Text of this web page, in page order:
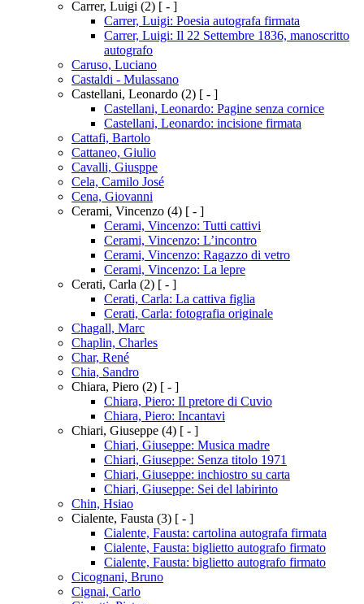
Carrer, Luigi (2) [ - ]
Carrer, Luigi: Poesia autografa firmata
Carrer, Luigi: Il 22 Settembre 1836, manoscritto
autografo
Caruso, Luciano
Castaldi - Mulassano
Castellani, Leonardo (2) [ - ]
Castellani, Leonardo: Pagine senza cornice
Castellani, Leonardo: incisione firmata
Cattafi, Bartolo
Cattaneo, Giulio
Cavalli, Giusppe
Cela, Camilo José
Cena, Giovanni
Cerami, Vincenzo (4) [ - ]
Cerami, Vincenzo: Tutti cattivi
Cerami, Vincenzo: L’incontro
Cerami, Vincenzo: Ragazzo di vetro
Cerami, Vincenzo: La lepre
Cerati, Carla (2) [ - ]
Cerati, Carla: La cattiva figlia
Cerati, Carla: fotografia originale
Chagall, Marc
Chaplin, Charles
Char, René
Chia, Sandro
Chiara, Piero (2) [ - ]
Chiara, Piero: Il pretore di Cuvio
Chiara, Piero: Incantavi
Chiari, Giuseppe (4) [ - ]
Chiari, Giuseppe: Musica madre
Chiari, Giuseppe: Senza titolo 1971
Chiari, Giuseppe: inchiostro su carta
Chiari, Giuseppe: Sei del labirinto
Chin, Hsiao
Cialente, Fausta (3) [ - ]
Cialente, Fausta: cartolina autografa firmata
Cialente, Fausta: biglietto autografo firmato
Cialente, Fausta: biglietto autografo firmato
Cicognani, Bruno
Cignai, Carlo